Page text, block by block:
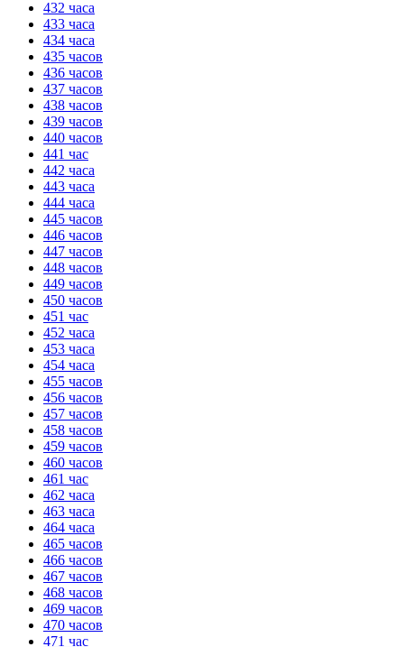
432 часа
433 часа
434 часа
435 часов
436 часов
437 часов
438 часов
439 часов
440 часов
441 час
442 часа
443 часа
444 часа
445 часов
446 часов
447 часов
448 часов
449 часов
450 часов
451 час
452 часа
453 часа
454 часа
455 часов
456 часов
457 часов
458 часов
459 часов
460 часов
461 час
462 часа
463 часа
464 часа
465 часов
466 часов
467 часов
468 часов
469 часов
470 часов
471 час